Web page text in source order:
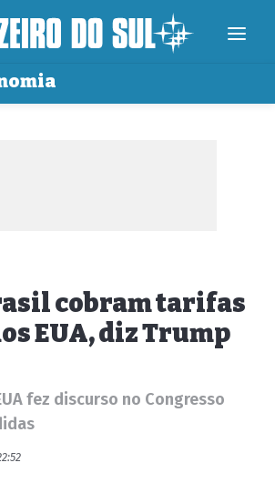
cobram tarifas
EUA, diz Trump
fez discurso no Congresso